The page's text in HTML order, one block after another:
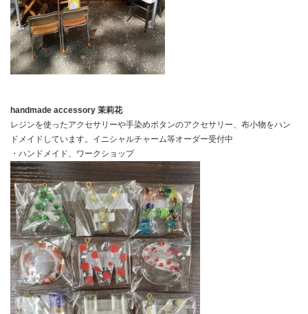
handmade accessory 茉莉花
レジンを使ったアクセサリーや手染めボタンのアクセサリー、布小物をハン
ドメイドしています。イニシャルチャーム等オーダー受付中
・ハンドメイド、ワークショップ